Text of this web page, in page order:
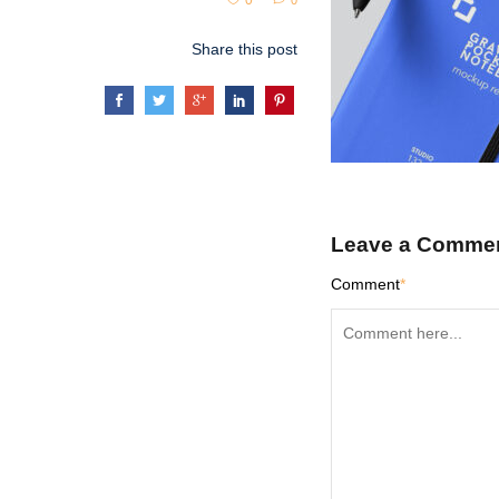
Share this post
Leave a
Comment*